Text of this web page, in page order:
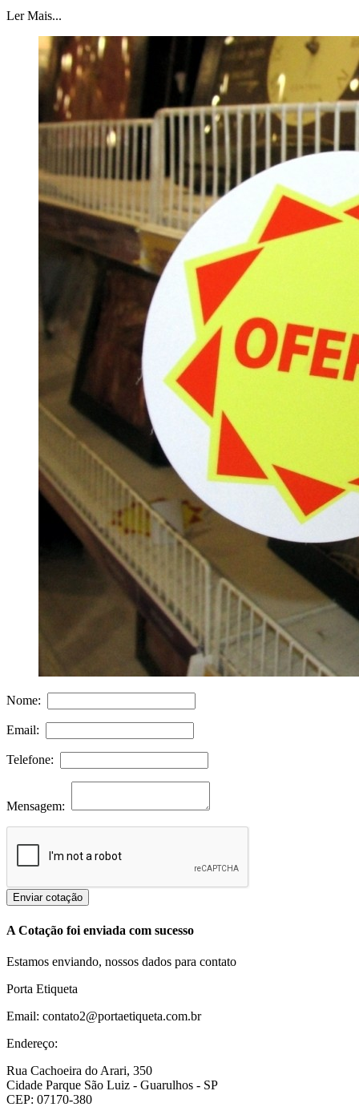
Ler Mais...
Nome:
Email:
Telefone:
Mensagem:
Enviar cotação
A Cotação foi enviada com sucesso
Estamos enviando, nossos dados para contato
Porta Etiqueta
Email: contato2@portaetiqueta.com.br
Endereço:
Rua Cachoeira do Arari, 350
Cidade Parque São Luiz - Guarulhos - SP
CEP: 07170-380